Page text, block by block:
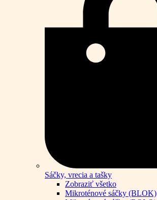
Sáčky, vrecia a tašky
Zobraziť všetko
Mikroténové sáčky (BLOK)